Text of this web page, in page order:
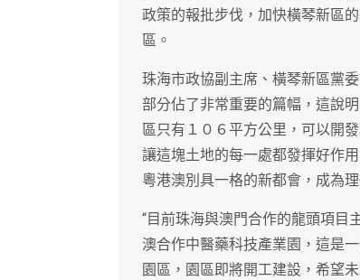
政策的報批步伐，加快橫琴新區
區。
珠海市政協副主席、橫琴新區黨
部分佔了非常重要的篇幅，這說
區只有１０６平方公里，可以開
讓這塊土地的每一處都發揮好作
粵港澳別具一格的新都會，成為
“目前珠海與澳門合作的龍頭項目
澳合作中醫藥科技產業園，這是
園區，園區即將開工建設，希望